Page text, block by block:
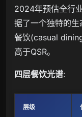
2024年预估全行
据了一个独特的
餐饮(casual
高于QSR。
四层餐饮光谱:
层级